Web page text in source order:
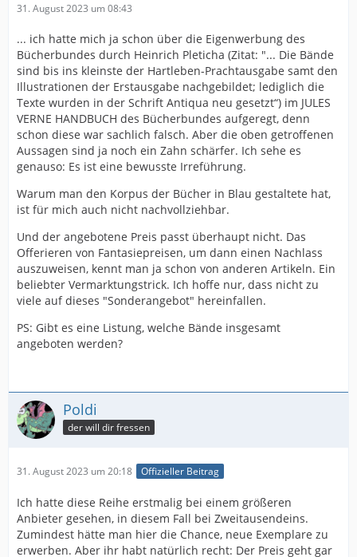
31. August 2023 um 08:43
... ich hatte mich ja schon über die Eigenwerbung des
Bücherbundes durch Heinrich Pleticha (Zitat: "... Die Bände
sind bis ins kleinste der Hartleben-Prachtausgabe samt den
Illustrationen der Erstausgabe nachgebildet; lediglich die
Texte wurden in der Schrift Antiqua neu gesetzt“) im JULES
VERNE HANDBUCH des Bücherbundes aufgeregt, denn
schon diese war sachlich falsch. Aber die oben getroffenen
Aussagen sind ja noch ein Zahn schärfer. Ich sehe es
genauso: Es ist eine bewusste Irreführung.
Warum man den Korpus der Bücher in Blau gestaltete hat,
ist für mich auch nicht nachvollziehbar.
Und der angebotene Preis passt überhaupt nicht. Das
Offerieren von Fantasiepreisen, um dann einen Nachlass
auszuweisen, kennt man ja schon von anderen Artikeln. Ein
beliebter Vermarktungstrick. Ich hoffe nur, dass nicht zu
viele auf dieses "Sonderangebot" hereinfallen.
PS: Gibt es eine Listung, welche Bände insgesamt
angeboten werden?
Poldi
der will dir fressen
31. August 2023 um 20:18 Offizieller Beitrag
Ich hatte diese Reihe erstmalig bei einem größeren
Anbieter gesehen, in diesem Fall bei Zweitausendeins.
Zumindest hätte man hier die Chance, neue Exemplare zu
erwerben. Aber ihr habt natürlich recht: Der Preis geht gar